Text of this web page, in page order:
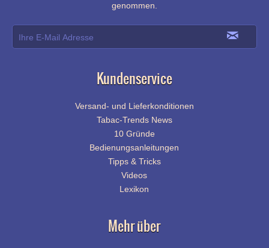
genommen.
Kundenservice
Versand- und Lieferkonditionen
Tabac-Trends News
10 Gründe
Bedienungsanleitungen
Tipps & Tricks
Videos
Lexikon
Mehr über